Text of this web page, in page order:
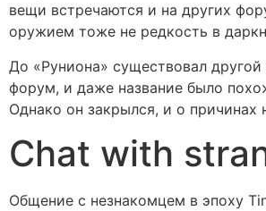
вещи встречаются и на других
оружием тоже не редкость в
До «Руниона» существовал другой
форум, и даже название было
Однако он закрылся, и о причинах
Chat with
Общение с незнакомцем в эпоху